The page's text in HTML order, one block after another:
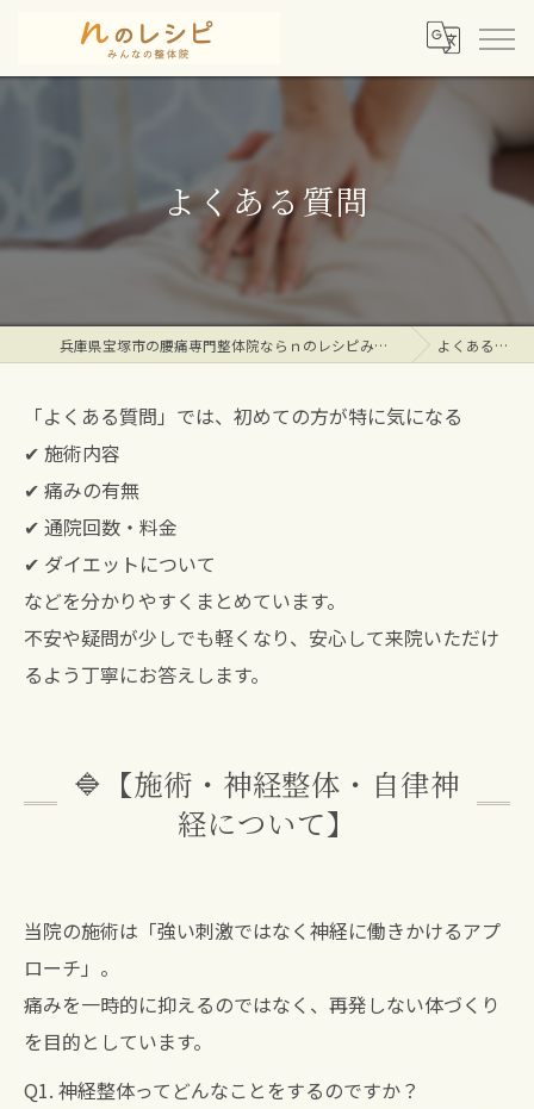
よくある質問
兵庫県宝塚市の腰痛専門整体院ならｎのレシピみんなの整体院 よくある質問
「よくある質問」では、初めての方が特に気になる
✔ 施術内容
✔ 痛みの有無
✔ 通院回数・料金
✔ ダイエットについて
などを分かりやすくまとめています。
不安や疑問が少しでも軽くなり、安心して来院いただけ
るよう丁寧にお答えします。
🔷【施術・神経整体・自律神
経について】
当院の施術は「強い刺激ではなく神経に働きかけるアプ
ローチ」。
痛みを一時的に抑えるのではなく、再発しない体づくり
を目的としています。
Q1. 神経整体ってどんなことをするのですか？